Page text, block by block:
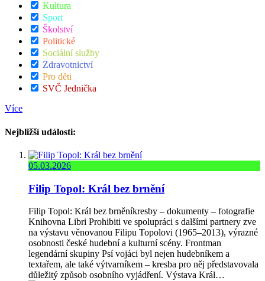
Kultura
Sport
Školství
Politické
Sociální služby
Zdravotnictví
Pro děti
SVČ Jednička
Více
Nejbližší události:
05.03.2026
Filip Topol: Král bez brnění
Filip Topol: Král bez brněníkresby – dokumenty – fotografie
Knihovna Libri Prohibiti ve spolupráci s dalšími partnery zve
na výstavu věnovanou Filipu Topolovi (1965–2013), výrazné
osobnosti české hudební a kulturní scény. Frontman
legendární skupiny Psí vojáci byl nejen hudebníkem a
textařem, ale také výtvarníkem – kresba pro něj představovala
důležitý způsob osobního vyjádření. Výstava Král…